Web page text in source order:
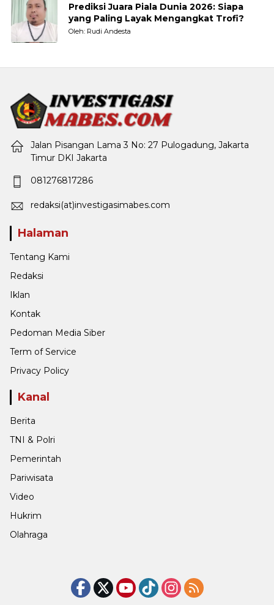
Prediksi Juara Piala Dunia 2026: Siapa
yang Paling Layak Mengangkat Trofi?
Oleh: Rudi Andesta
Jalan Pisangan Lama 3 No: 27 Pulogadung, Jakarta
Timur DKI Jakarta
081276817286
redaksi(at)investigasimabes.com
Halaman
Tentang Kami
Redaksi
Iklan
Kontak
Pedoman Media Siber
Term of Service
Privacy Policy
Kanal
Berita
TNI & Polri
Pemerintah
Pariwisata
Video
Hukrim
Olahraga